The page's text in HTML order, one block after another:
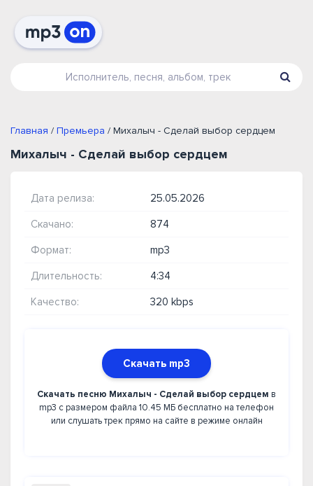
Главная / Премьера / Михалыч - Сделай выбор сердцем
Михалыч - Сделай выбор сердцем
Дата релиза: 25.05.2026
Скачано: 874
Формат: mp3
Длительность: 4:34
Качество: 320 kbps
Скачать mp3
Скачать песню Михалыч - Сделай выбор сердцем в
mp3 с размером файла 10.45 МБ бесплатно на телефон
или слушать трек прямо на сайте в режиме онлайн